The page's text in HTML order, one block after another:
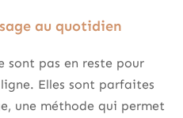
au quotidien
sont pas en reste pour
Elles sont parfaites
une méthode qui permet